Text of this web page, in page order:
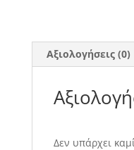
Αξιολογήσεις (0)
Δεν υπάρχει